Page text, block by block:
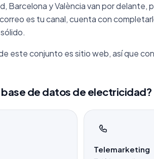
Barcelona y València van por delante,
es tu canal, cuenta con
este conjunto es sitio web, así que
base de datos de electricidad?
Telemarketing